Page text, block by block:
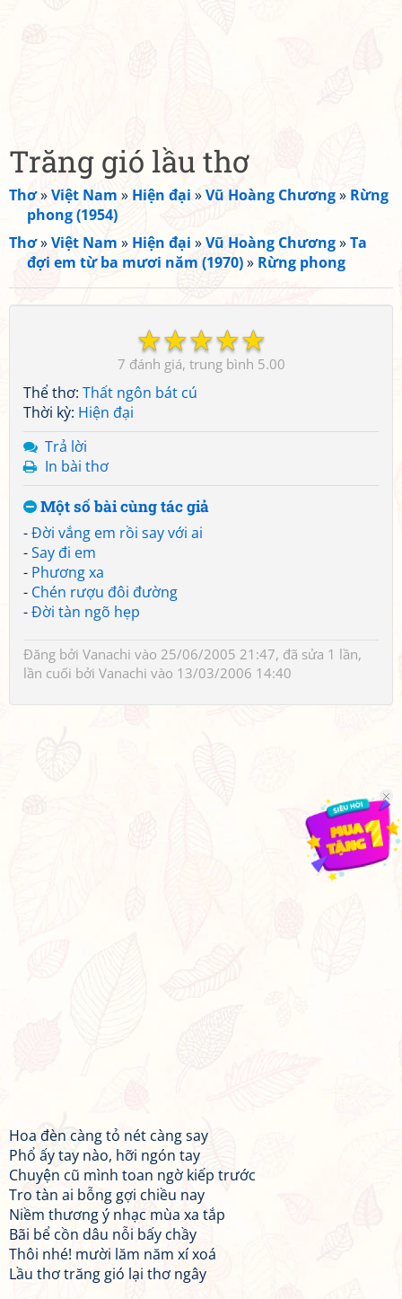
Trăng gió lầu thơ
Thơ»Việt Nam » Hiện đại »Vũ Hoàng Chương» Rừng
phong (1954)
Thơ»Việt Nam » Hiện đại »Vũ Hoàng Chương»Ta
đợi em từ ba mươi năm (1970)» Rừng phong
☆
☆
☆
☆
☆
7 5.00
Thể thơ: Thất ngôn bát cú
Thời kỳ: Hiện đại
Trả lời
In bài thơ
Một số bài cùng tác giả
-Đời vắng em rồi say với ai
-Say đi em
- Phương xa
- Chén rượu đôi đường
-Đời tàn ngõ hẹp
Đăng bởi Vanachi vào 25/06/2005 21:47, đã sửa 1 lần,
lần cuối bởi Vanachi vào 13/03/2006 14:40
Hoa đèn càng tỏ nét càng say
Phổ ấy tay nào, hỡi ngón tay
Chuyện cũ mình toan ngờ kiếp trước
Tro tàn ai bỗng gợi chiều nay
Niềm thương ý nhạc mùa xa tắp
Bãi bể cồn dâu nỗi bấy chầy
Thôi nhé! mười lăm năm xí xoá
Lầu thơ trăng gió lại thơ ngây